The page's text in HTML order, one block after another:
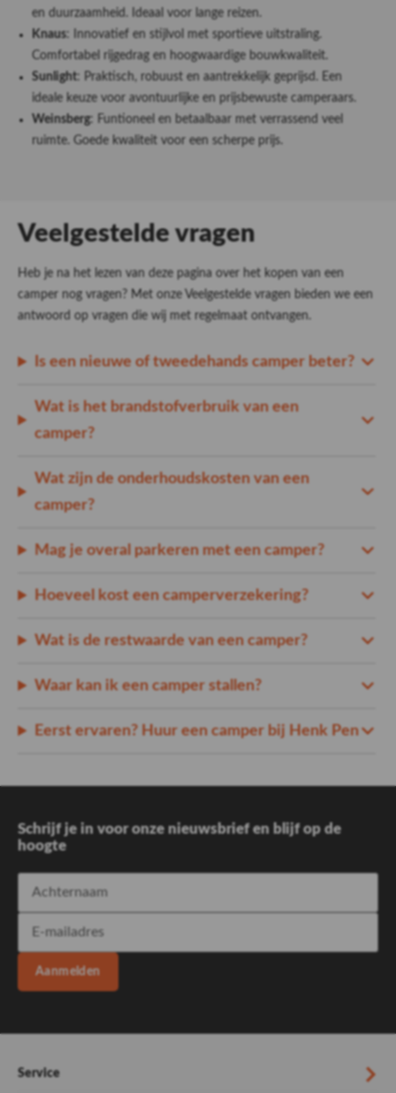
en duurzaamheid. Ideaal voor lange reizen.
Knaus: Innovatief en stijlvol met sportieve uitstraling.
Comfortabel rijgedrag en hoogwaardige bouwkwaliteit.
Sunlight: Praktisch, robuust en aantrekkelijk geprijsd. Een
ideale keuze voor avontuurlijke en prijsbewuste camperaars.
Weinsberg: Funtioneel en betaalbaar met verrassend veel
ruimte. Goede kwaliteit voor een scherpe prijs.
Veelgestelde vragen
Heb je na het lezen van deze pagina over het kopen van een
camper nog vragen? Met onze Veelgestelde vragen bieden we een
antwoord op vragen die wij met regelmaat ontvangen.
Is een nieuwe of tweedehands camper beter?
Wat is het brandstofverbruik van een
camper?
Wat zijn de onderhoudskosten van een
camper?
Mag je overal parkeren met een camper?
Hoeveel kost een camperverzekering?
Wat is de restwaarde van een camper?
Waar kan ik een camper stallen?
Eerst ervaren? Huur een camper bij Henk Pen
Schrijf je in voor onze nieuwsbrief en blijf op de
hoogte
Aanmelden
Service